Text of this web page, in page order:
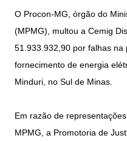
O Procon-MG, órgão do
(MPMG), multou a Cemig
51.933.932,90 por falhas na
fornecimento de energia
Minduri, no Sul de Minas.
Em razão de
MPMG, a Promotoria de